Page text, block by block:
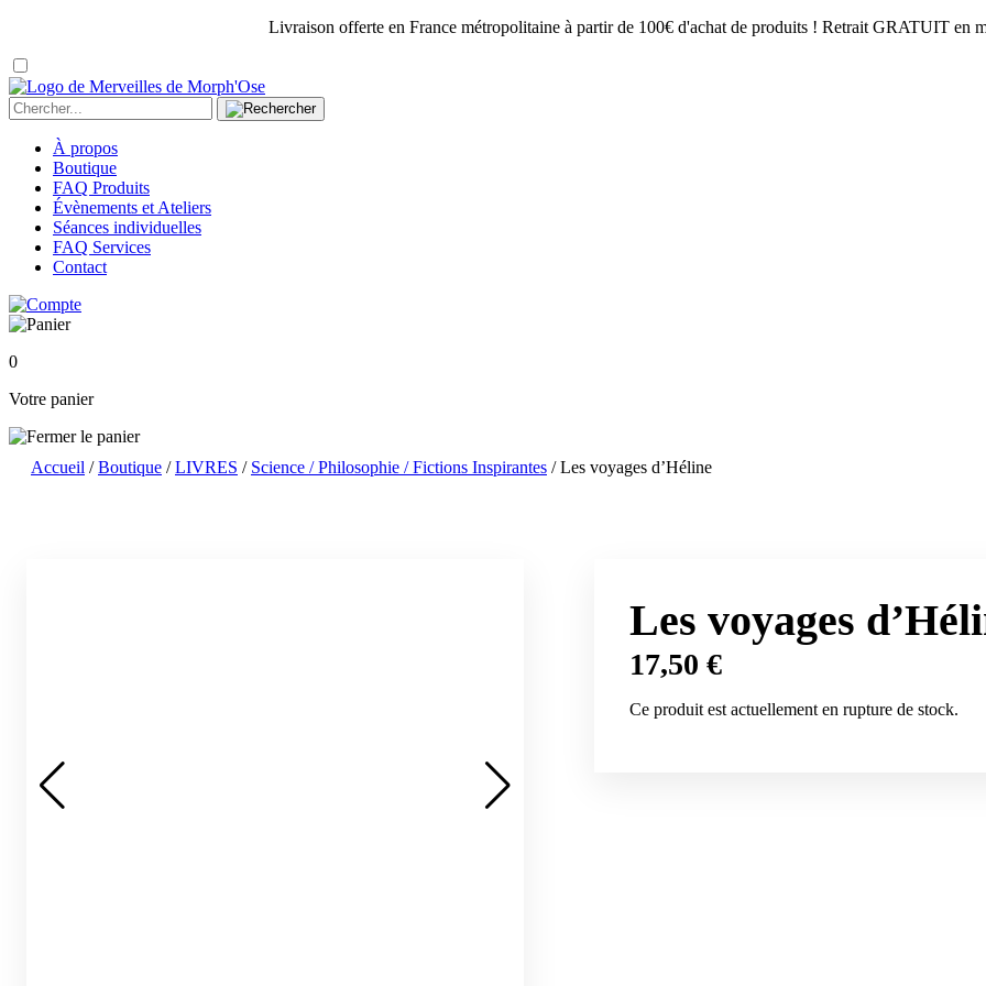
Livraison offerte en France métropolitaine à partir de 100€ d'achat de produits ! Retrait GRATUIT en
À propos
Boutique
FAQ Produits
Évènements et Ateliers
Séances individuelles
FAQ Services
Contact
0
Votre panier
Accueil /Boutique /LIVRES / Science / Philosophie / Fictions Inspirantes / Les voyages d’Héline
Les voyages
17,50 €
Ce produit est actuellement en rupture de stock.